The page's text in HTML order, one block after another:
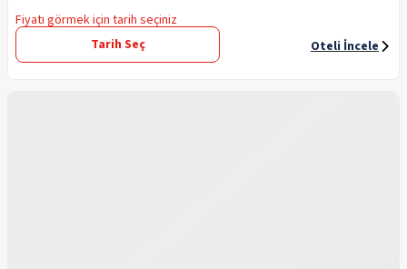
Fiyatı görmek için tarih seçiniz
Tarih Seç
Oteli İncele